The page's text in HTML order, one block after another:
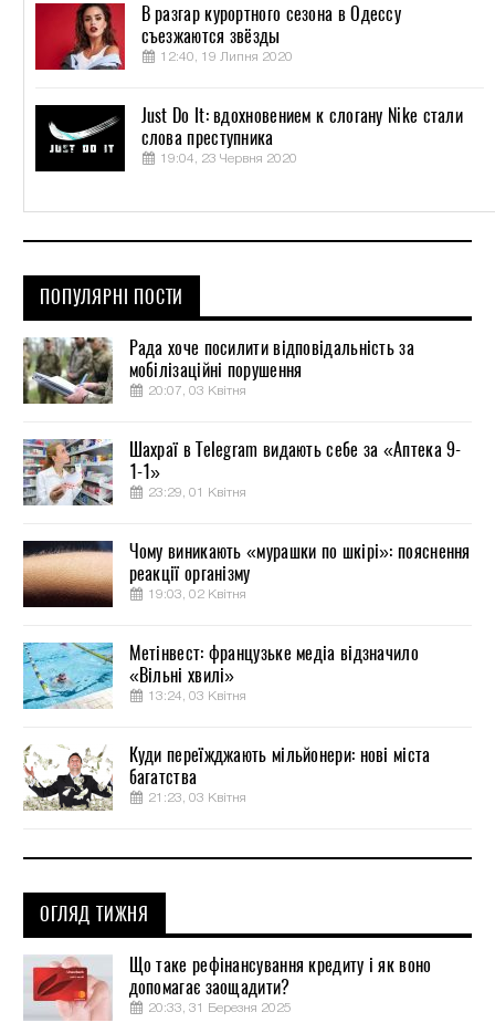
В разгар курортного сезона в Одессу
съезжаются звёзды
12:40, 19 Липня 2020
Just Do It: вдохновением к слогану Nike стали
слова преступника
19:04, 23 Червня 2020
ПОПУЛЯРНІ ПОСТИ
Рада хоче посилити відповідальність за
мобілізаційні порушення
20:07, 03 Квітня
Шахраї в Telegram видають себе за «Аптека 9-
1-1»
23:29, 01 Квітня
Чому виникають «мурашки по шкірі»: пояснення
реакції організму
19:03, 02 Квітня
Метінвест: французьке медіа відзначило
«Вільні хвилі»
13:24, 03 Квітня
Куди переїжджають мільйонери: нові міста
багатства
21:23, 03 Квітня
ОГЛЯД ТИЖНЯ
Що таке рефінансування кредиту і як воно
допомагає заощадити?
20:33, 31 Березня 2025